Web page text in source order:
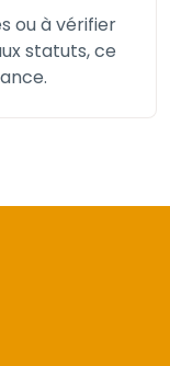
ou à vérifier
statuts, ce